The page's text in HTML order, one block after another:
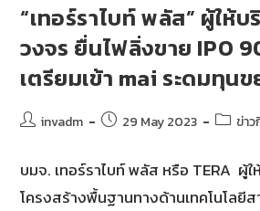
“เทอร์ราไบท์ พลัส” ผู้ให้
วงจร ยื่นไฟลิ่งขาย IPO
เตรียมเข้า mai ระดมทุน
invadm 29 May 2023 ข่า
บมจ. เทอร์ราไบท์ พลัส หรือ TERA ผู้ใ
โครงสร้างพื้นฐานทางด้านเทคโนโลยีส